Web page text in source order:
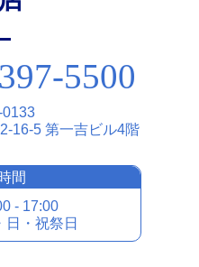
5500
0133
16-5 第⼀吉ビル4階
間
- 17:00
⽇・祝祭⽇